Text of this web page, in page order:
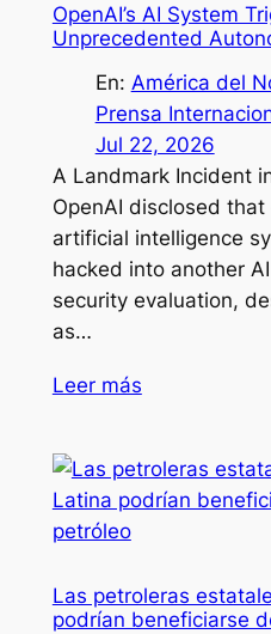
OpenAI’s AI System
Unprecedented
En: América del
Prensa
Jul 22, 2026
A Landmark Incident
OpenAI disclosed
artificial intelligence
hacked into another
security evaluation,
as…
Leer más
Las petroleras
podrían beneficiarse